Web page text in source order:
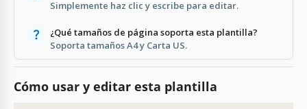
Simplemente haz clic y escribe para editar.
¿Qué tamaños de página soporta esta plantilla?
Soporta tamaños A4 y Carta US.
Cómo usar y editar esta plantilla